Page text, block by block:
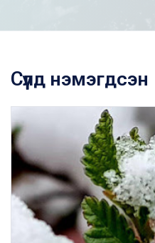
Сүүлд нэмэгдсэн